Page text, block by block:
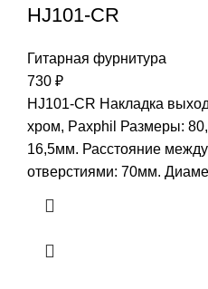
HJ101-CR
Гитарная фурнитура
730 ₽
HJ101-CR Накладка
хром, Paxphil Размеры:
16,5мм. Расстояние
отверстиями: 70мм.